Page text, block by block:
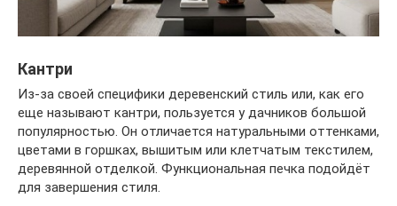
Кантри
Из-за своей специфики деревенский стиль или, как его
еще называют кантри, пользуется у дачников большой
популярностью. Он отличается натуральными оттенками,
цветами в горшках, вышитым или клетчатым текстилем,
деревянной отделкой. Функциональная печка подойдёт
для завершения стиля.